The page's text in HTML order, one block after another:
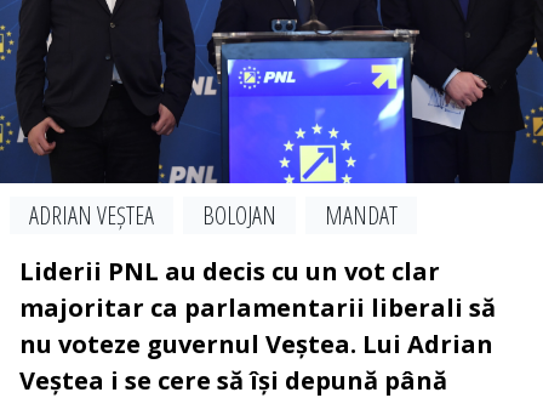
ADRIAN VEȘTEA BOLOJAN
MANDAT
Liderii PNL au decis cu un vot clar
majoritar ca parlamentarii liberali să
nu voteze guvernul Veștea. Lui Adrian
Veștea i se cere să își depună până